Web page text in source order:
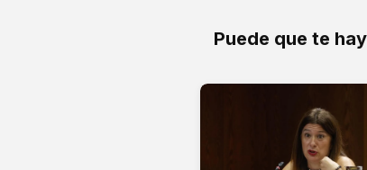
Puede que te